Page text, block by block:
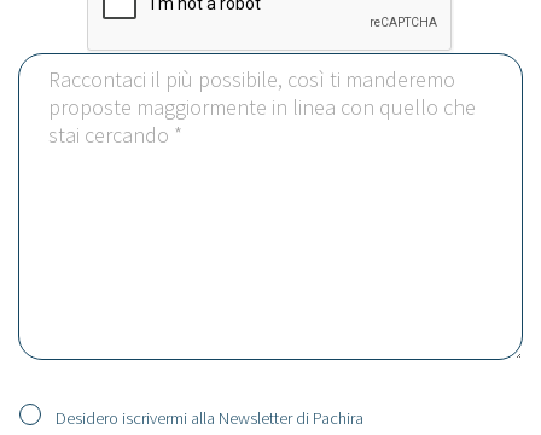
Desidero iscrivermi alla Newsletter di Pachira